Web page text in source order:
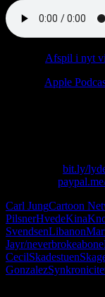
Afspil i nyt
Apple
bit.ly/
Carl JungCartoon
PilsnerHvedeKina
SvendsenLibanon
Jayr/neverbrokeabone
CecilSkadestuen
Gonzalez